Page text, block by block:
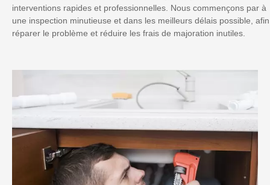
interventions rapides et professionnelles. Nous commençons par à
une inspection minutieuse et dans les meilleurs délais possible, afin
réparer le problème et réduire les frais de majoration inutiles.